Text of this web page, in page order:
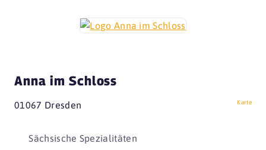
Anna im Schloss
01067 Dresden Karte
Sächsische Spezialitäten